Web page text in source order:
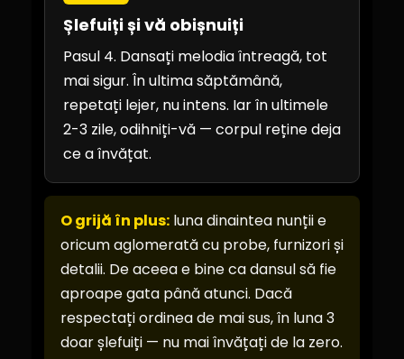
Șlefuiți și vă obișnuiți
Pasul 4. Dansați melodia întreagă, tot
mai sigur. În ultima săptămână,
repetați lejer, nu intens. Iar în ultimele
2-3 zile, odihniți-vă — corpul reține deja
ce a învățat.
O grijă în plus: luna dinaintea nunții e
oricum aglomerată cu probe, furnizori și
detalii. De aceea e bine ca dansul să fie
aproape gata până atunci. Dacă
respectați ordinea de mai sus, în luna 3
doar șlefuiți — nu mai învățați de la zero.